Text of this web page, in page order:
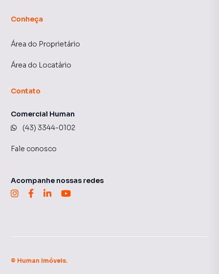
Conheça
Área do Proprietário
Área do Locatário
Contato
Comercial Human
(43) 3344-0102
Fale conosco
Acompanhe nossas redes
© Human Imóveis.